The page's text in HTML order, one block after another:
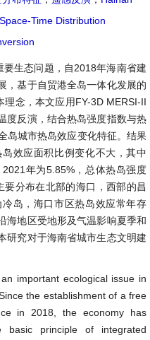
Space-Time Distribution
生态问题，自2018年海南省建
，基于自贸港全岛一体化发展的
理念，本文应用FY-3D MERSI-II
度反演，结合热岛强度指数与热
岛城市热岛效应变化特征。结果
效应面积比例变化不大，其中
年为5.85%，总体热岛强度
要分布在北部的海口，西部的昌
岛，海口市区热岛效应常年存
海地区受地形及气温影响夏季和
研究对于海南省城市生态文明建
important ecological issue in
the establishment of a free
in 2018, the economy has
basic principle of integrated